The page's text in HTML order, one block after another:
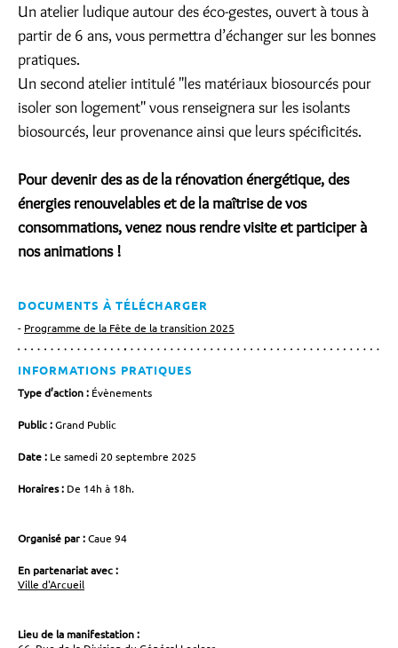
Un atelier ludique autour des éco-gestes, ouvert à tous à
partir de 6 ans, vous permettra d’échanger sur les bonnes
pratiques.
Un second atelier intitulé "les matériaux biosourcés pour
isoler son logement" vous renseignera sur les isolants
biosourcés, leur provenance ainsi que leurs spécificités.
Pour devenir des as de la rénovation énergétique, des
énergies renouvelables et de la maîtrise de vos
consommations, venez nous rendre visite et participer à
nos animations !
DOCUMENTS À TÉLÉCHARGER
Programme de la Fête de la transition 2025
INFORMATIONS PRATIQUES
Type d’action : Évènements
Public :Grand Public
Date : Le samedi 20 septembre 2025
Horaires : De 14h à 18h.
Organisé par :Caue 94
En partenariat avec :
Ville d'Arcueil
Lieu de la manifestation :